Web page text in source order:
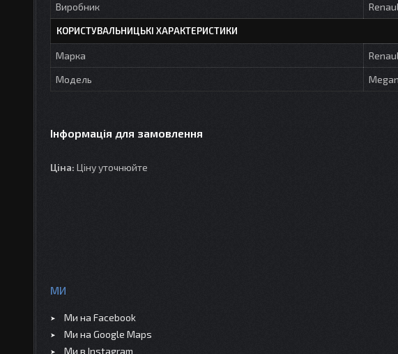
Виробник
КОРИСТУВАЛЬНИЦЬКІ ХАРАКТЕРИСТИКИ
Марка
Модель
Інформація для замовлення
Ціна: Ціну уточнюйте
МИ
Ми на Facebook
Ми на Google Maps
Ми в Instagram